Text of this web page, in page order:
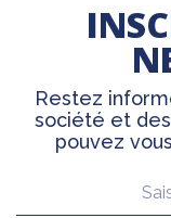
Restez
société et
pouvez